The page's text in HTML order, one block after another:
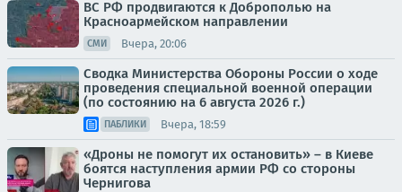
ВС РФ продвигаются к Доброполью на
Красноармейском направлении
СМИ Вчера, 20:06
Сводка Министерства Обороны России о ходе
проведения специальной военной операции
(по состоянию на 6 августа 2026 г.)
ПАБЛИКИ Вчера, 18:59
«Дроны не помогут их остановить» – в Киеве
боятся наступления армии РФ со стороны
Чернигова